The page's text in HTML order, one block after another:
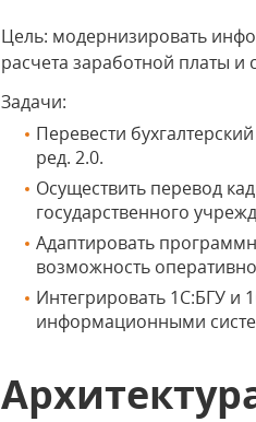
Цель: модернизировать
расчета заработной платы и
Задачи:
Перевести
ред. 2.0.
Осуществить перевод
государственного
Адаптировать
возможность
Интегрировать 1С:БГУ и
информационными